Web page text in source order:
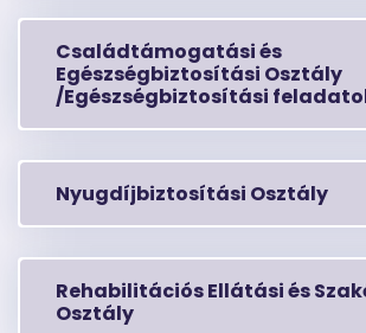
Családtámogatási és
Egészségbiztosítási Osztály
/Egészségbiztosítási
Nyugdíjbiztosítási Osztály
Rehabilitációs Ellátási és
Osztály